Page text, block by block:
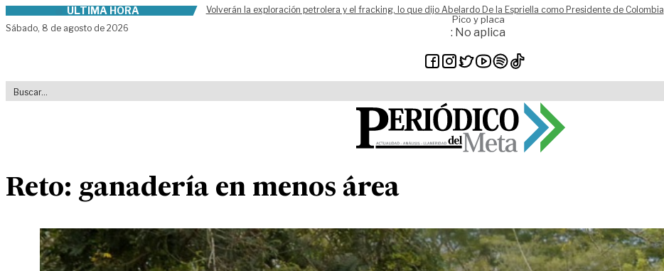
Skip to contentÚLTIMA HORA
Volverán la exploración petrolera y el fracking, lo que dijo Abelardo De la Espriella como Presidente de Colombia
Sábado, 8 de agosto de 2026
Pico y placa
: No aplica
Reto: ganadería en menos área